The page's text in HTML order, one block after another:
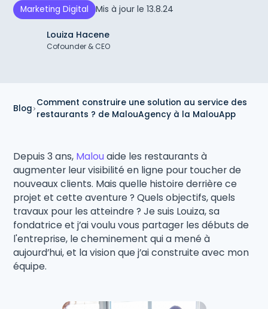
Marketing Digital Mis à jour le 13.8.24
Louiza Hacene
Cofounder & CEO
Blog
Comment construire une solution au service des
restaurants ? de MalouAgency à la MalouApp
Depuis 3 ans, Malouaide les restaurants à
augmenter leur visibilité en ligne pour toucher de
nouveaux clients. Mais quelle histoire derrière ce
projet et cette aventure ? Quels objectifs, quels
travaux pour les atteindre ? Je suis Louiza, sa
fondatrice et j’ai voulu vous partager les débuts de
l'entreprise, le cheminement qui a mené à
aujourd’hui, et la vision que j’ai construite avec mon
équipe.